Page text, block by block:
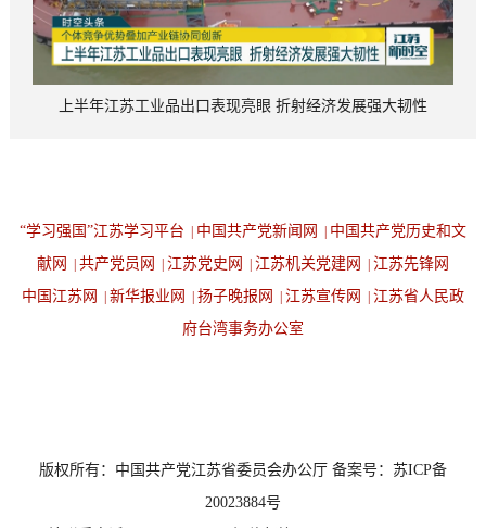
上半年江苏工业品出口表现亮眼 折射经济发展强大韧性
“学习强国”江苏学习平台 中国共产党新闻网
中国共产党历史和文
献网
共产党员网 江苏党史网 江苏机关党建网
江苏先锋网
中国江苏网
新华报业网 扬子晚报网 江苏宣传网
江苏省人民政
府台湾事务办公室
版权所有：中国共产党江苏省委员会办公厅 备案号：苏ICP备
20023884号